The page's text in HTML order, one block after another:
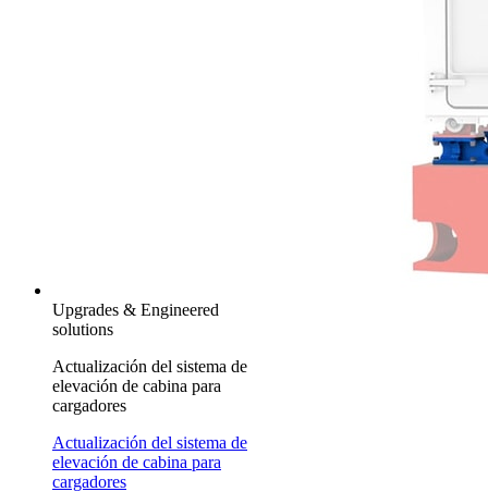
Upgrades & Engineered
solutions
Actualización del sistema de
elevación de cabina para
cargadores
Actualización del sistema de
elevación de cabina para
cargadores